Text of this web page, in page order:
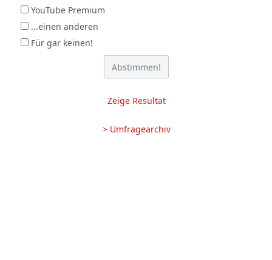
YouTube Premium
...einen anderen
Für gar keinen!
Zeige Resultat
> Umfragearchiv